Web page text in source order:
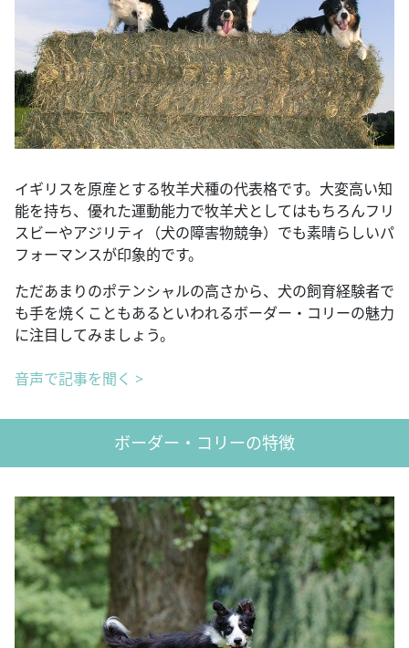
イギリスを原産とする牧羊犬種の代表格です。大変高い知
能を持ち、優れた運動能力で牧羊犬としてはもちろんフリ
スビーやアジリティ（犬の障害物競争）でも素晴らしいパ
フォーマンスが印象的です。
ただあまりのポテンシャルの高さから、犬の飼育経験者で
も手を焼くこともあるといわれるボーダー・コリーの魅力
に注目してみましょう。
音声で記事を聞く >
ボーダー・コリーの特徴